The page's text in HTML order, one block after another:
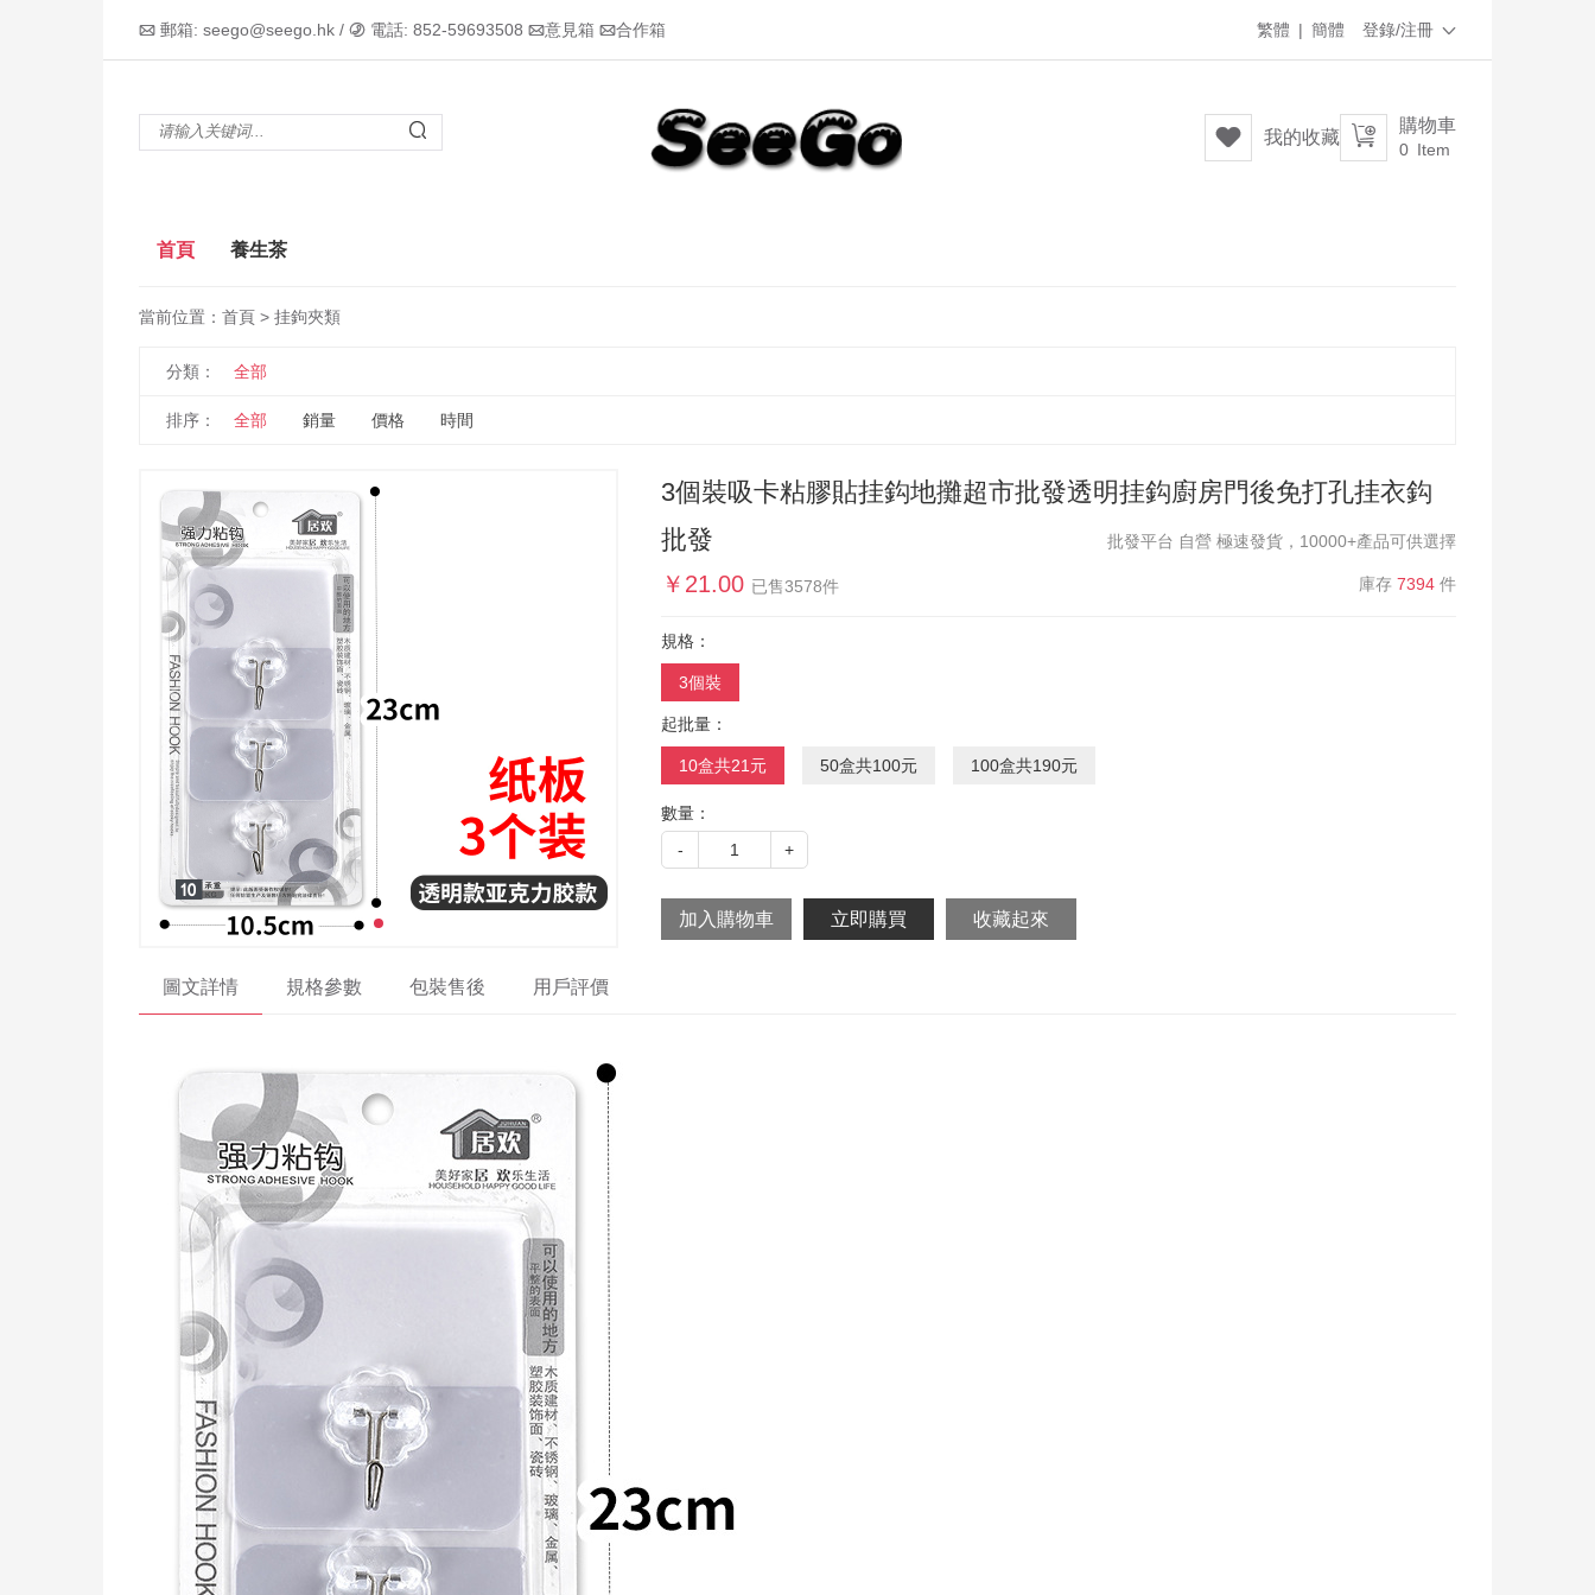
 郵箱: seego@seego.hk /  電話: 852-59693508 意見箱 合作箱 登錄/注冊 
繁體 | 簡體
  購物車
0 Item
 我的收藏
首頁 養生茶
當前位置： 首頁 > 挂鉤夾類
分類： 全部
排序： 全部 銷量 價格 時間
3個裝吸卡粘膠貼挂鈎地攤超市批發透明挂鈎廚房門後免打孔挂衣鈎
批發
批發平台 自營 極速發貨，10000+產品可供選擇
￥ 21.00 已售3578件 庫存 7394 件
規格：
3個裝
起批量：
10盒共21元 50盒共100元 100盒共190元
數量：
-
1 +
圖文詳情 規格參數 包裝售後 用戶評價